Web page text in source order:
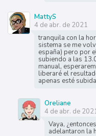
MattyS
4 de abr. de 2021
tranquila con la
sistema se me
españa) pero por
subiendo a las
manual,
liberaré el
apenas esté subida
Oreliane
4 de abr. de
Vaya,
adelantaron la